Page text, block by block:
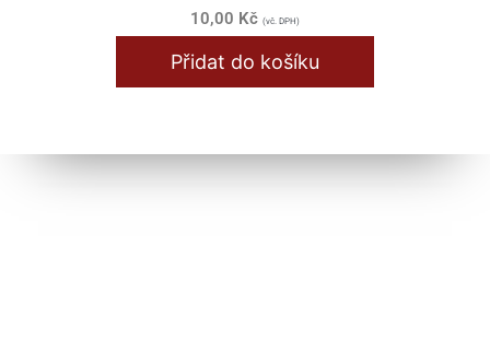
10,00 Kč (vč. DPH)
Přidat do košíku